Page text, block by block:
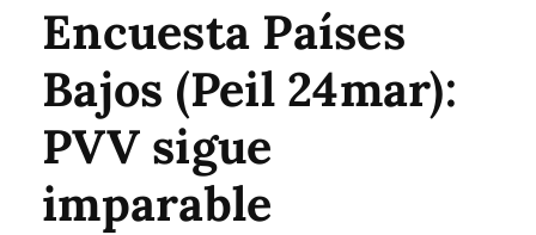
Encuesta Países
Bajos (Peil 24mar):
PVV sigue
imparable